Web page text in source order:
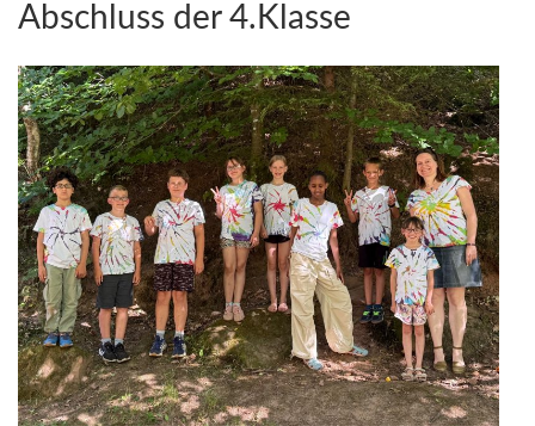
Abschluss der 4.Klasse